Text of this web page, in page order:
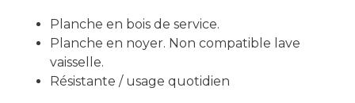
Planche en bois de service.
Planche en noyer. Non compatible lave
vaisselle.
Résistante / usage quotidien